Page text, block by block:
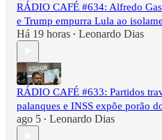
RÁDIO CAFÉ #634: Alfredo
e Trump empurra Lula ao
Há 19 horas • Leonardo Dias
RÁDIO CAFÉ #633: Partidos
palanques e INSS expõe porão
ago 5 • Leonardo Dias